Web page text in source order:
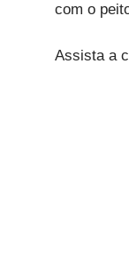
com o
Assista a